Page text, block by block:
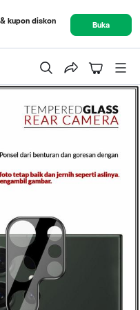
kupon diskon
Buka